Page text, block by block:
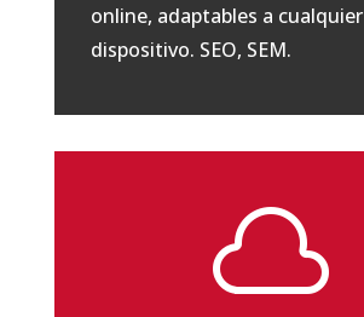
online, adaptables a cualquier
dispositivo. SEO, SEM.
